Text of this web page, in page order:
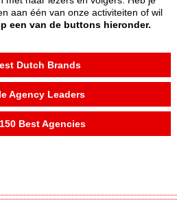
aan één van onze activiteiten of wil
een van de buttons hieronder.
Dutch Brands
Agency Leaders
Best Agencies